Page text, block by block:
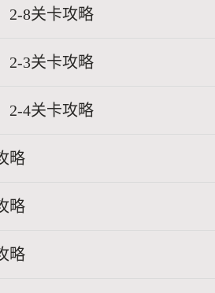
2-8关卡攻略
2-3关卡攻略
2-4关卡攻略
略
略
略